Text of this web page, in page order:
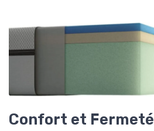
Confort et Fermeté